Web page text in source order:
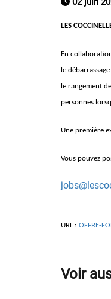
LES
En
le
le rangement
personnes
Une première
Vous pouvez
URL : OFFRE-
Voir